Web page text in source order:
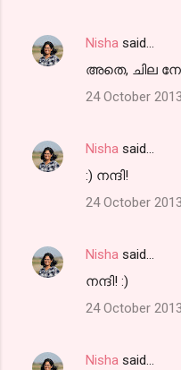
Nisha said…
അതെ, ചില
24 October
Nisha said…
:) നന്ദി!
24 October
Nisha said…
നന്ദി! :)
24 October
Nisha said…